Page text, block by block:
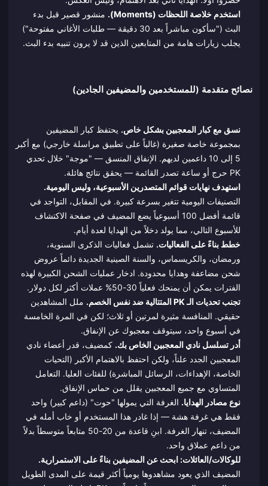
استخدم خلاصة اللحظات (Moments).
منشور قصير قبل بدء
البث ("سأكون مباشراً بعد 30 دقيقة — طلبات الأغاني مفتوحة")
يجلب زيارات هامة من المتابعين الذين قد لا يرون تنبيه بدء البث.
نصائح متقدمة (للمستخدمين والمضيفين الجادين)
نسق مع كبار المعجبين بشكل خاص. يحتفظ كبار المضيفين
بمجموعة خاصة صغيرة (غالباً على تطبيق مراسلة خارجي) مع أكبر
5 إلى 10 داعمين لديهم. الإنفاق المنسق — "موجة" خلال تحدي
PK حرج أو ساعة تصدر القائمة — يحقق نتائج هائلة.
استهدف نهايات قوائم المتصدرين الأسبوعية، وليس اليومية.
التصنيفات اليومية تتغير بسرعة كبيرة. في المقابل، التواجد في
قائمة أفضل 100 أسبوعياً يضع المضيف في صفحة الاكتشاف
للأسبوع التالي، مما يولد دخلاً من الهدايا لعدة أيام.
خطط بناءً على الفعاليات. تشمل فعاليات الذكرى السنوية،
ورمضان، والكريسماس، والسنة الصينية الجديدة دائماً عروض
شحن مضاعفة وهدايا محدودة. ادخار عمليات الشحن الكبيرة لهذه
الفترات يمكن أن يمنحك فعلياً 30-50% عملات أكثر لكل دولار.
تجنب تحديات الـ PK المتتالية ضد نفس الخصم.
ملل المشاهدين
حقيقي. المنافسة مثيرة لمرتين أو ثلاث؛ لكن في المرة الخامسة
في أسبوع واحد، سيتوقف معجبوك عن الإنفاق.
أدر تسلسل نادي المعجبين الخاص بك. كمضيف، قدر أعضاء نادي
المعجبين الجدد علناً، ولكن احتفظ بالاهتمام الأكبر (التحيات
الخاصة، الإهداءات، الرسائل المباشرة) للفئات العليا. التعامل
المتساوي مع جميع المعجبين يقلل من حماس الإنفاق.
نوع مصادر الهدايا. الغرفة التي يمولها "حوت" (داعم كبير) واحد
فقط هي غرفة هشة — إذا غادر هذا المستخدم أو خاب أمله في
المضيف، تنهار الغرفة. ابنِ قاعدة من 20-50 متابعاً متوسطاً بدلاً
من داعم عملاق واحد.
للوكالات/العائلات: ابحث عن المضيفين بناءً على الاستمرارية.
المضيف الذي يعود مشاهدوها يومياً أكثر قيمة على المدى الطويل